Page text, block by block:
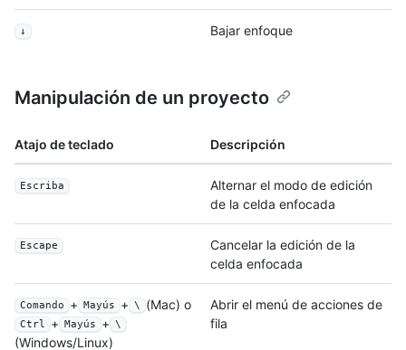
↓ Bajar enfoque
Manipulación de un proyecto
Atajo de teclado Descripción
Escriba
Alternar el modo de edición
de la celda enfocada
Escape
Cancelar la edición de la
celda enfocada
Comando + Mayús + \ (Mac) o
Ctrl + Mayús + \
(Windows/Linux)
Abrir el menú de acciones de
fila